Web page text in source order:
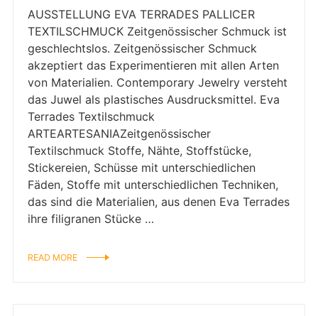
AUSSTELLUNG EVA TERRADES PALLICER
TEXTILSCHMUCK Zeitgenössischer Schmuck ist
geschlechtslos. Zeitgenössischer Schmuck
akzeptiert das Experimentieren mit allen Arten
von Materialien. Contemporary Jewelry versteht
das Juwel als plastisches Ausdrucksmittel. Eva
Terrades Textilschmuck
ARTEARTESANIAZeitgenössischer
Textilschmuck Stoffe, Nähte, Stoffstücke,
Stickereien, Schüsse mit unterschiedlichen
Fäden, Stoffe mit unterschiedlichen Techniken,
das sind die Materialien, aus denen Eva Terrades
ihre filigranen Stücke …
READ MORE